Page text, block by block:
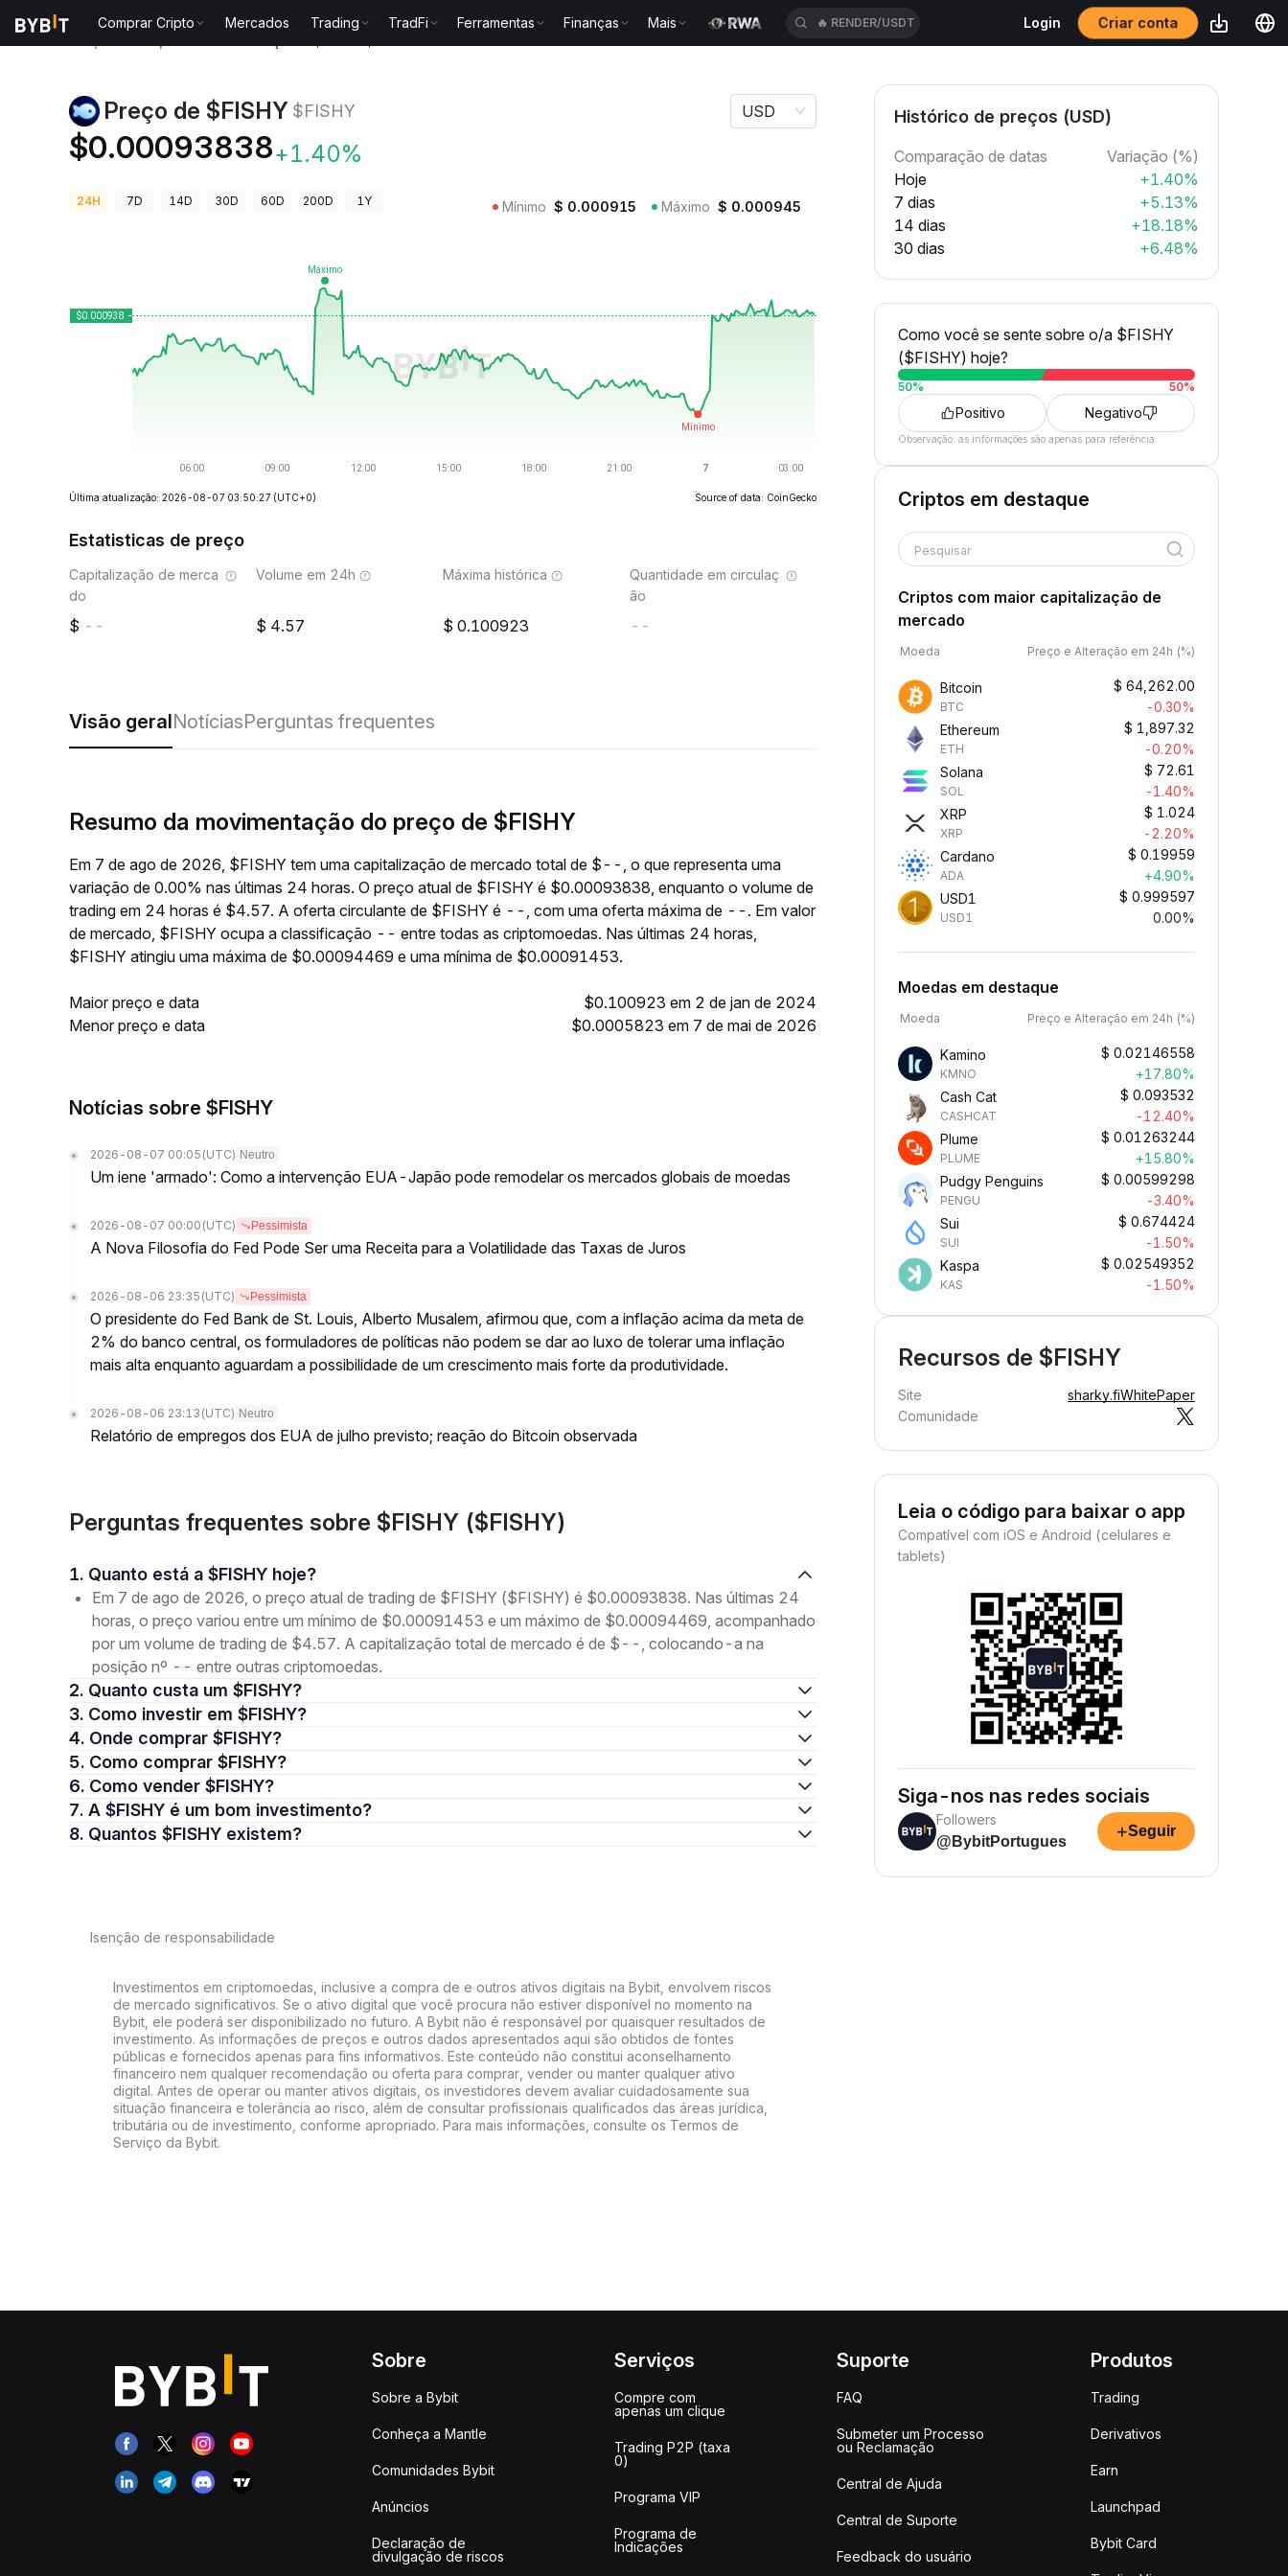
Comprar Cripto Mercados Trading TradFi Ferramentas Finanças Mais 🔥 RENDER/USDT Login Criar conta
Preço de $FISHY $FISHY
$0.00093838+1.40%
USD
24H 7D 14D 30D 60D 200D 1Y Mínimo $ 0.000915 Máximo $ 0.000945
Última atualização: 2026-08-07 03:50:27 (UTC+0) Source of data: CoinGecko
Estatisticas de preço
Capitalização de merca
do
--
Volume em 24h
4.57
Máxima histórica
0.100923
Quantidade em circulaç
ão
--
Visão geralNotíciasPerguntas frequentes
Resumo da movimentação do preço de $FISHY
Em 7 de ago de 2026, $FISHY tem uma capitalização de mercado total de $--, o que representa uma
variação de 0.00% nas últimas 24 horas. O preço atual de $FISHY é $0.00093838, enquanto o volume de
trading em 24 horas é $4.57. A oferta circulante de $FISHY é --, com uma oferta máxima de --. Em valor
de mercado, $FISHY ocupa a classificação -- entre todas as criptomoedas. Nas últimas 24 horas,
$FISHY atingiu uma máxima de $0.00094469 e uma mínima de $0.00091453.
Maior preço e data
$0.100923 em 2 de jan de 2024
Menor preço e data
$0.0005823 em 7 de mai de 2026
Notícias sobre $FISHY
2026-08-07 00:05 (UTC) Neutro
Um iene 'armado': Como a intervenção EUA-Japão pode remodelar os mercados globais de moedas
2026-08-07 00:00 (UTC) Pessimista
A Nova Filosofia do Fed Pode Ser uma Receita para a Volatilidade das Taxas de Juros
2026-08-06 23:35 (UTC) Pessimista
O presidente do Fed Bank de St. Louis, Alberto Musalem, afirmou que, com a inflação acima da meta de
2% do banco central, os formuladores de políticas não podem se dar ao luxo de tolerar uma inflação
mais alta enquanto aguardam a possibilidade de um crescimento mais forte da produtividade.
2026-08-06 23:13 (UTC) Neutro
Relatório de empregos dos EUA de julho previsto; reação do Bitcoin observada
Perguntas frequentes sobre $FISHY ($FISHY)
1. Quanto está a $FISHY hoje?
Em 7 de ago de 2026, o preço atual de trading de $FISHY ($FISHY) é $0.00093838. Nas últimas 24
horas, o preço variou entre um mínimo de $0.00091453 e um máximo de $0.00094469, acompanhado
por um volume de trading de $4.57. A capitalização total de mercado é de $--, colocando-a na
posição nº -- entre outras criptomoedas.
2. Quanto custa um $FISHY?
3. Como investir em $FISHY?
4. Onde comprar $FISHY?
5. Como comprar $FISHY?
6. Como vender $FISHY?
7. A $FISHY é um bom investimento?
8. Quantos $FISHY existem?
Isenção de responsabilidade
Investimentos em criptomoedas, inclusive a compra de e outros ativos digitais na Bybit, envolvem riscos
de mercado significativos. Se o ativo digital que você procura não estiver disponível no momento na
Bybit, ele poderá ser disponibilizado no futuro. A Bybit não é responsável por quaisquer resultados de
investimento. As informações de preços e outros dados apresentados aqui são obtidos de fontes
públicas e fornecidos apenas para fins informativos. Este conteúdo não constitui aconselhamento
financeiro nem qualquer recomendação ou oferta para comprar, vender ou manter qualquer ativo
digital. Antes de operar ou manter ativos digitais, os investidores devem avaliar cuidadosamente sua
situação financeira e tolerância ao risco, além de consultar profissionais qualificados das áreas jurídica,
tributária ou de investimento, conforme apropriado. Para mais informações, consulte os Termos de
Serviço da Bybit.
Histórico de preços (USD)
Comparação de datas
Variação (%)
Hoje
+1.40%
7 dias
+5.13%
14 dias
+18.18%
30 dias
+6.48%
Como você se sente sobre o/a $FISHY
($FISHY) hoje?
50% 50%
Positivo Negativo
Observação: as informações são apenas para referência.
Criptos em destaque
Pesquisar
Criptos com maior capitalização de
mercado
Moeda Preço e Alteração em 24h (%)
Bitcoin
BTC
$ 64,262.00
-0.30%
Ethereum
ETH
$ 1,897.32
-0.20%
Solana
SOL
$ 72.61
-1.40%
XRP
XRP
$ 1.024
-2.20%
Cardano
ADA
$ 0.19959
+4.90%
USD1
USD1
$ 0.999597
0.00%
Moedas em destaque
Moeda Preço e Alteração em 24h (%)
Kamino
KMNO
$ 0.02146558
+17.80%
Cash Cat
CASHCAT
$ 0.093532
-12.40%
Plume
PLUME
$ 0.01263244
+15.80%
Pudgy Penguins
PENGU
$ 0.00599298
-3.40%
Sui
SUI
$ 0.674424
-1.50%
Kaspa
KAS
$ 0.02549352
-1.50%
Recursos de $FISHY
Site sharky.fiWhitePaper
Comunidade
Leia o código para baixar o app
Compatível com iOS e Android (celulares e
tablets)
Siga-nos nas redes sociais
Followers
@BybitPortugues
+Seguir
Sobre
Sobre a Bybit
Conheça a Mantle
Comunidades Bybit
Anúncios
Declaração de
divulgação de riscos
Serviços
Compre com
apenas um clique
Trading P2P (taxa
0)
Programa VIP
Programa de
Indicações
Suporte
FAQ
Submeter um Processo
ou Reclamação
Central de Ajuda
Central de Suporte
Feedback do usuário
Produtos
Trading
Derivativos
Earn
Launchpad
Bybit Card